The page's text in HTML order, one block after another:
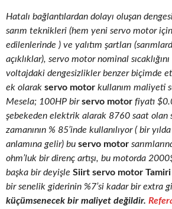
Hatalı bağlantılardan dolayı oluşan
sarım teknikleri (hem yeni servo motor
edilenlerinde ) ve yalıtım şartları
açıklıklar), servo motor nominal
voltajdaki dengesizlikler benzer biçimde
ek olarak servo motor kullanım maliyeti
Mesela; 100HP birservo motor fiyatı
şebekeden elektrik alarak 8760 saat olan
zamanının % 85’inde kullanılıyor ( bir
anlamına gelir) bu servo motor
ohm’luk bir direnç artışı, bu motorda
başka bir deyişle Siirt servo motor Tamiri
bir senelik giderinin %7’si kadar bir extra
küçümsenecek bir maliyet değildir.